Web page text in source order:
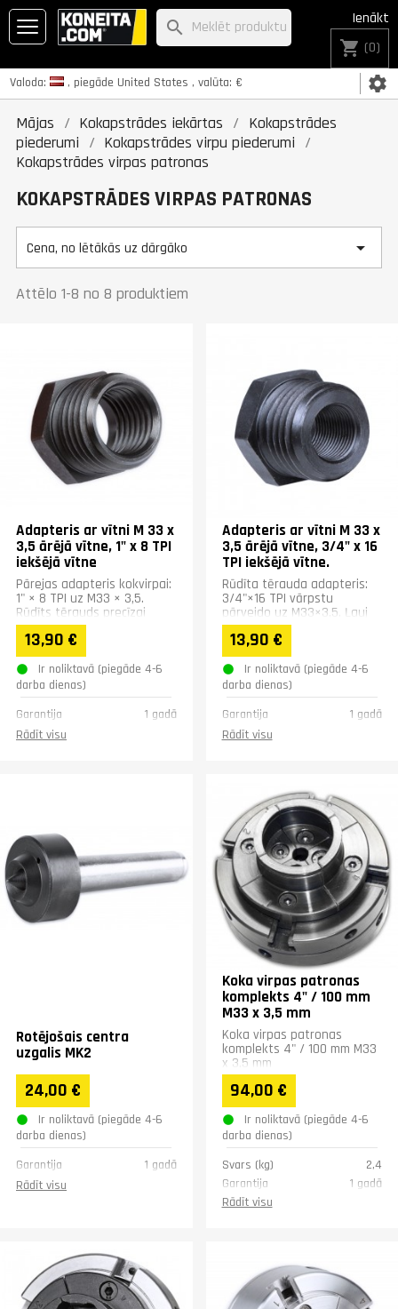
Valoda: , piegāde United States , valūta: € settings
Ienākt
shopping_cart (0)
search
Mājas Kokapstrādes iekārtas
Kokapstrādes
piederumi
Kokapstrādes virpu piederumi
Kokapstrādes virpas patronas
KOKAPSTRĀDES VIRPAS PATRONAS
Cena, no lētākās uz dārgāko 
Attēlo 1-8 no 8 produktiem
Adapteris ar vītni M 33 x
3,5 ārējā vītne, 1" x 8 TPI
iekšējā vītne
Pārejas adapteris kokvirpai:
1" × 8 TPI uz M33 × 3,5.
Rūdīts tērauds precīzai
saderībai. Sešstūris ērtai
uzstādīšanai un...
13,90 €
Ir noliktavā (piegāde 4-6
darba dienas)
Garantija
1 gadā
Rādīt visu
Adapteris ar vītni M 33 x
3,5 ārējā vītne, 3/4" x 16
TPI iekšējā vītne.
Rūdīta tērauda adapteris:
3/4"×16 TPI vārpstu
pārveido uz M33×3,5. Ļauj
lietot M33 patronas un
piederumus. Sešstūra
forma...
13,90 €
Ir noliktavā (piegāde 4-6
darba dienas)
Garantija
1 gadā
Rādīt visu
Rotējošais centra
uzgalis MK2
24,00 €
Ir noliktavā (piegāde 4-6
darba dienas)
Garantija
1 gadā
Rādīt visu
Koka virpas patronas
komplekts 4" / 100 mm
M33 x 3,5 mm
Koka virpas patronas
komplekts 4" / 100 mm M33
x 3,5 mm
94,00 €
Ir noliktavā (piegāde 4-6
darba dienas)
Svars (kg)
2,4
Garantija
1 gadā
Rādīt visu